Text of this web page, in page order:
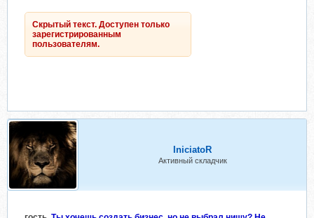
Скрытый текст. Доступен только
зарегистрированным
пользователям.
IniciatoR
Активный складчик